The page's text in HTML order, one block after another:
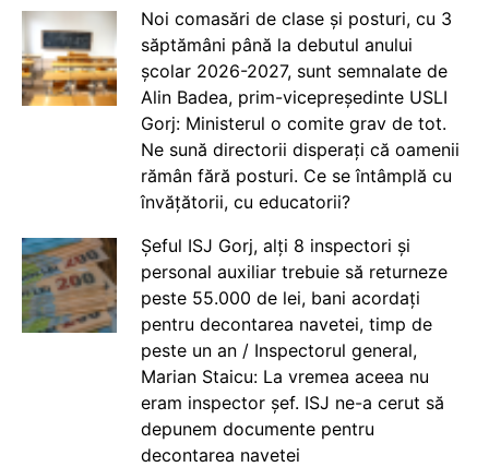
Noi comasări de clase și posturi, cu 3
săptămâni până la debutul anului
școlar 2026-2027, sunt semnalate de
Alin Badea, prim-vicepreședinte USLI
Gorj: Ministerul o comite grav de tot.
Ne sună directorii disperați că oamenii
rămân fără posturi. Ce se întâmplă cu
învățătorii, cu educatorii?
Șeful ISJ Gorj, alți 8 inspectori și
personal auxiliar trebuie să returneze
peste 55.000 de lei, bani acordați
pentru decontarea navetei, timp de
peste un an / Inspectorul general,
Marian Staicu: La vremea aceea nu
eram inspector șef. ISJ ne-a cerut să
depunem documente pentru
decontarea navetei